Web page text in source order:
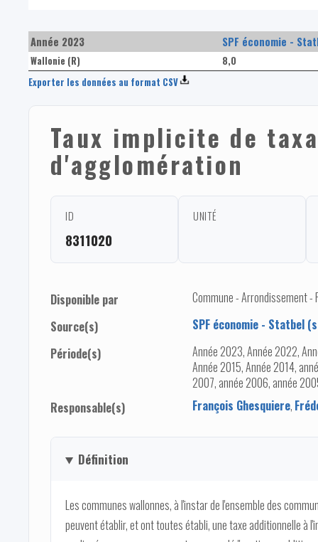
Année 2023 SPF économie -
Wallonie (R)
8,0
Exporter les données au format CSV
Taux implicite de
d'agglomération
ID
8311020
UNITÉ
Disponible par
Commune - Arrondissement -
Source(s)
SPF économie - Statbel
Période(s)
Année 2023, Année 2022,
Année 2015, Année 2014,
2007, année 2006, année
Responsable(s)
François Ghesquiere,
Définition
Les communes wallonnes, à l'instar de l'ensemble des
peuvent établir, et ont toutes établi, une taxe additionnelle à